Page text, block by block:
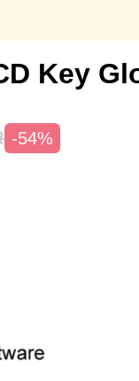
Key
-54%